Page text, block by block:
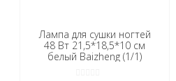
Лампа для сушки ногтей
48 Вт 21,5*18,5*10 см
белый Baizheng (1/1)